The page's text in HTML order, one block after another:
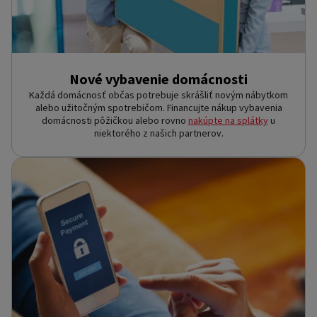
Nové vybavenie domácnosti
Každá domácnosť občas potrebuje skrášliť novým nábytkom
alebo užitočným spotrebičom. Financujte nákup vybavenia
domácnosti pôžičkou alebo rovno nakúpte na splátky u
niektorého z našich partnerov.